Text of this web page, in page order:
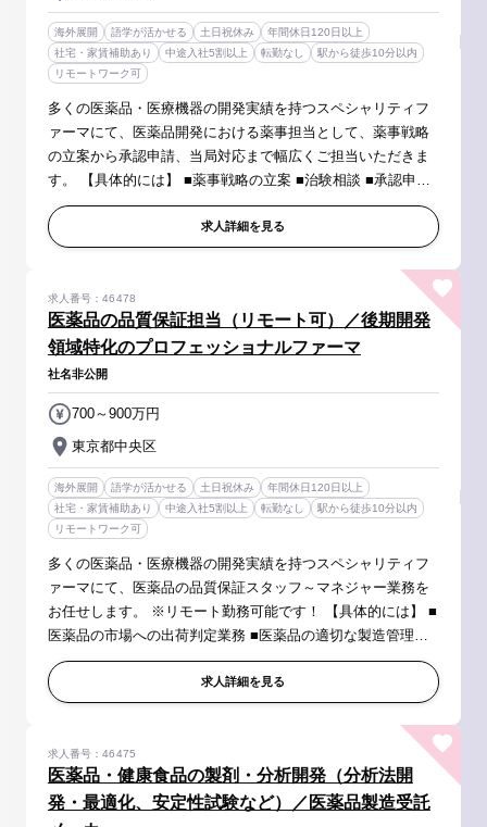
海外展開 語学が活かせる 土日祝休み
年間休日120日以上
社宅・家賃補助あり
中途入社5割以上 転勤なし
駅から徒歩10分以内
リモートワーク可
多くの医薬品・医療機器の開発実績を持つスペシャリティフ
ァーマにて、医薬品開発における薬事担当として、薬事戦略
の立案から承認申請、当局対応まで幅広くご担当いただきま
す。 【具体的には】 ■薬事戦略の立案 ■治験相談 ■承認申請
資料の作成・レビュー ■承認申請および照会事項対応 ■開発
プロジェクトへの薬...
求人詳細を見る
医薬品の品質保証担当（リモート可）／後期開発
領域特化のプロフェッショナルファーマ
求人番号：46478
社名非公開
東京都中央区
700～900万円
海外展開 語学が活かせる 土日祝休み
年間休日120日以上
社宅・家賃補助あり
中途入社5割以上 転勤なし
駅から徒歩10分以内
リモートワーク可
多くの医薬品・医療機器の開発実績を持つスペシャリティフ
ァーマにて、医薬品の品質保証スタッフ～マネジャー業務を
お任せします。 ※リモート勤務可能です！ 【具体的には】 ■
医薬品の市場への出荷判定業務 ■医薬品の適切な製造管理及
び品質管理の確保 (品質契約締結、変更管理、逸脱/不適合処
理、苦情処理等) ■...
求人詳細を見る
医薬品・健康食品の製剤・分析開発（分析法開
発・最適化、安定性試験など）／医薬品製造受託
求人番号：46475